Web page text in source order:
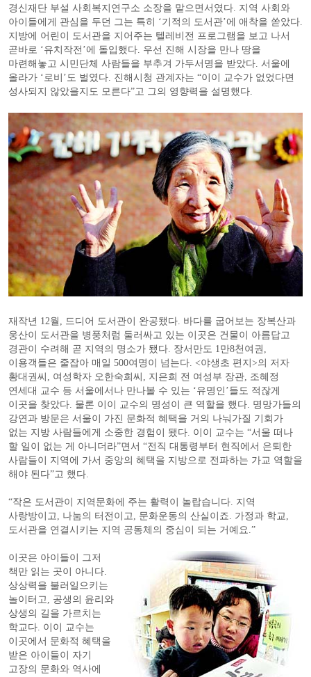
경신재단 부설 사회복지연구소 소장을 맡으면서였다. 지역 사회와
아이들에게 관심을 두던 그는 특히 ‘기적의 도서관’에 애착을 쏟았다.
지방에 어린이 도서관을 지어주는 텔레비전 프로그램을 보고 나서
곧바로 ‘유치작전’에 돌입했다. 우선 진해 시장을 만나 땅을
마련해놓고 시민단체 사람들을 부추겨 가두서명을 받았다. 서울에
올라가 ‘로비’도 벌였다. 진해시청 관계자는 “이이 교수가 없었다면
성사되지 않았을지도 모른다”고 그의 영향력을 설명했다.
재작년 12월, 드디어 도서관이 완공됐다. 바다를 굽어보는 장복산과
웅산이 도서관을 병풍처럼 둘러싸고 있는 이곳은 건물이 아름답고
경관이 수려해 곧 지역의 명소가 됐다. 장서만도 1만8천여권,
이용객들은 줄잡아 매일 500여명이 넘는다. <야생초 편지>의 저자
황대권씨, 여성학자 오한숙희씨, 지은희 전 여성부 장관, 조혜정
연세대 교수 등 서울에서나 만나볼 수 있는 ‘유명인’들도 적잖게
이곳을 찾았다. 물론 이이 교수의 명성이 큰 역할을 했다. 명망가들의
강연과 방문은 서울이 가진 문화적 혜택을 거의 나눠가질 기회가
없는 지방 사람들에게 소중한 경험이 됐다. 이이 교수는 “서울 떠나
할 일이 없는 게 아니더라”면서 “전직 대통령부터 현직에서 은퇴한
사람들이 지역에 가서 중앙의 혜택을 지방으로 전파하는 가교 역할을
해야 된다”고 했다.
“작은 도서관이 지역문화에 주는 활력이 놀랍습니다. 지역
사랑방이고, 나눔의 터전이고, 문화운동의 산실이죠. 가정과 학교,
도서관을 연결시키는 지역 공동체의 중심이 되는 거예요.”
이곳은 아이들이 그저
책만 읽는 곳이 아니다.
상상력을 불러일으키는
놀이터고, 공생의 윤리와
상생의 길을 가르치는
학교다. 이이 교수는
이곳에서 문화적 혜택을
받은 아이들이 자기
고장의 문화와 역사에